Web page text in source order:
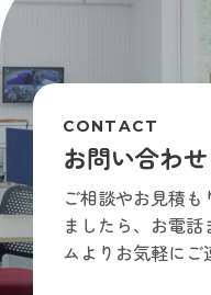
CONTACT
お問い合わせ
ご相談やお見積
ましたら、お電話
ムよりお気軽にご